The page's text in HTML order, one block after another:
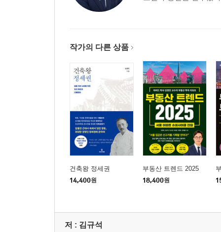
작가의 다른 상품
건축왕 정세권
14,400원
부동산 트렌드 2025
18,400원
저 : 김규석